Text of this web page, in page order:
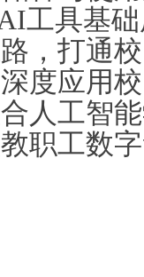
工具基
，打通
度应用
人工智
职工数